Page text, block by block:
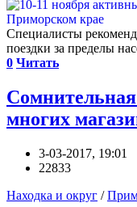
Специалисты
поездки за пределы
0 Читать
Сомнительная
многих
3-03-2017, 19:01
22833
Находка и округ /